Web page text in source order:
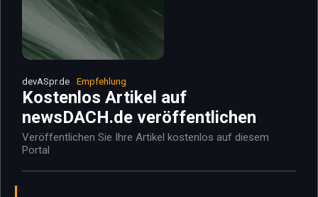
devASpr.de Empfehlung
Kostenlos Artikel auf
newsDACH.de veröffentlichen
Veröffentlichen Sie Ihre Artikel kostenlos auf diesem
Portal